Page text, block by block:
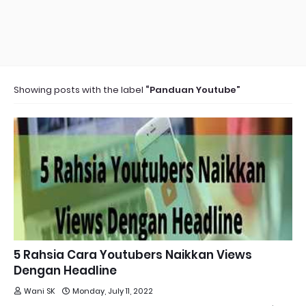
Showing posts with the label Panduan Youtube
5 Rahsia Cara Youtubers Naikkan Views
Dengan Headline
Wani SK Monday, July 11, 2022